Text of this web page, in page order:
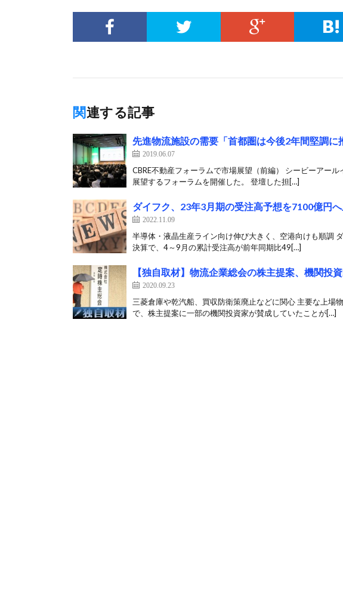
関連する記事
先進物流施設の需要「首都圏は今後2年間堅調に
2019.06.07
CBRE不動産フォーラムで市場展望（前編） シービーアー
展望するフォーラムを開催した。 登壇した担[…]
ダイフク、23年3月期の受注高予想を7100億円
2022.11.09
半導体・液晶生産ライン向け伸び大きく、空港向けも順調
決算で、4～9月の累計受注高が前年同期比49[…]
【独自取材】物流企業総会の株主提案、機関投
2020.09.23
三菱倉庫や乾汽船、買収防衛策廃止などに関心 主要な上場
で、株主提案に一部の機関投資家が賛成していたことが[…]